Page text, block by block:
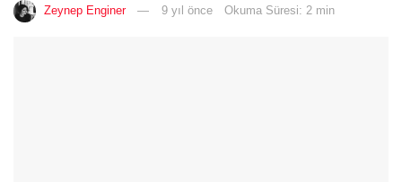
Zeynep Enginer 9 yıl önce Okuma Süresi: 2 min